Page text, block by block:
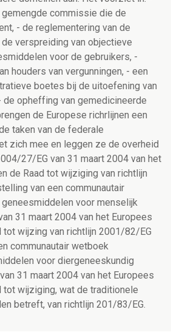
commissie die de
- de reglementering van de
verspreiding van objectieve
voor de gebruikers, -
houders van vergunningen, - een
boetes bij de uitoefening van
de opheffing van gemedicineerde
de Europese richrlijnen een
taken van de federale
zich mee en leggen ze de overheid
27/EG van 31 maart 2004 van het
de Raad tot wijziging van richtlijn
van een communautair
voor menselijk
31 maart 2004 van het Europees
tot wijzing van richtlijn 2001/82/EG
communautair wetboek
voor diergeneeskundig
31 maart 2004 van het Europees
tot wijziging, wat de traditionele
betreft, van richtlijn 201/83/EG.